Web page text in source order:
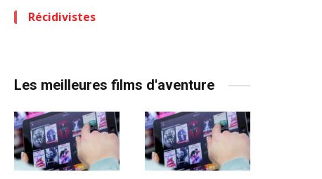
Récidivistes
Les meilleures films d'aventure